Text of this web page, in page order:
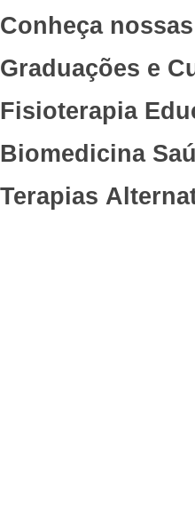
Conheça
Graduações e
Fisioterapia
Biomedicina
Terapias